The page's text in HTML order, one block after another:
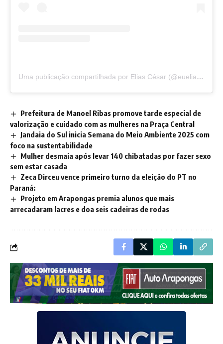
Uma publicação compartilhada por Elias César (@eueliascesar)
Prefeitura de Manoel Ribas promove tarde especial de
valorização e cuidado com as mulheres na Praça Central
Jandaia do Sul inicia Semana do Meio Ambiente 2025 com
foco na sustentabilidade
Mulher desmaia após levar 140 chibatadas por fazer sexo
sem estar casada
Zeca Dirceu vence primeiro turno da eleição do PT no
Paraná:
Projeto em Arapongas premia alunos que mais
arrecadaram lacres e doa seis cadeiras de rodas